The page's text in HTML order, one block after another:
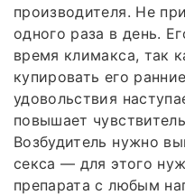
производителя. Не
одного раза в день.
время климакса, так
купировать его
удовольствия
повышает
Возбудитель нужно
секса — для этого
препарата с любым